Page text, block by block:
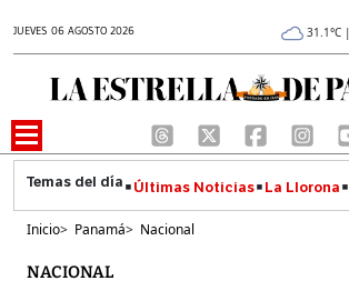
JUEVES 06 AGOSTO 2026 31.1°C
Últimas Noticias La Llorona
Inicio> Panamá> Nacional
NACIONAL